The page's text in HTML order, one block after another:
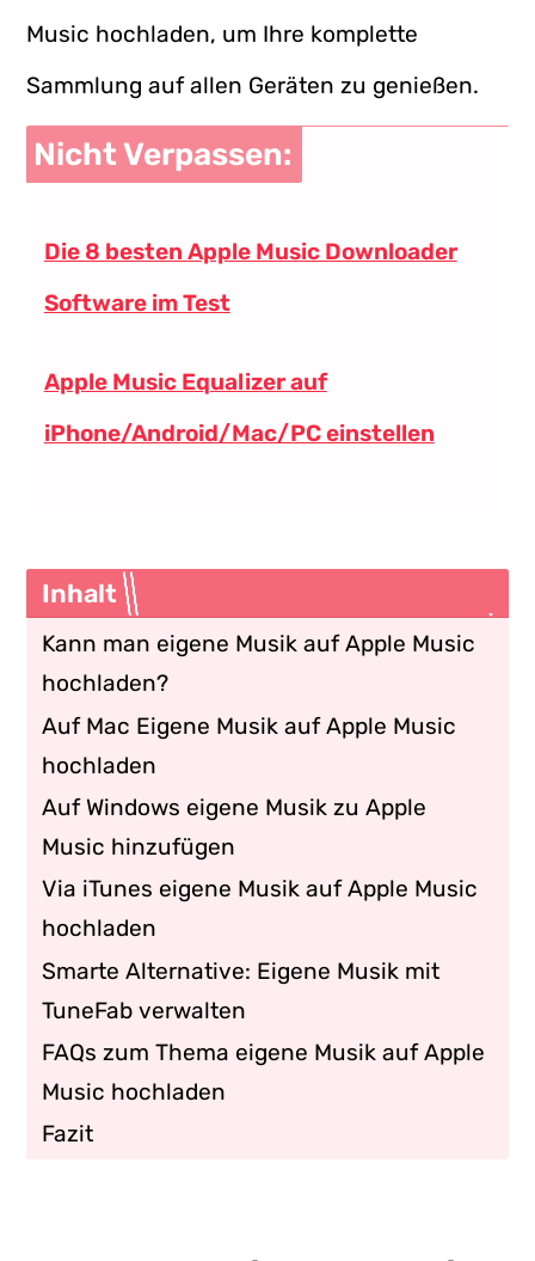
Music hochladen, um Ihre komplette
Sammlung auf allen Geräten zu genießen.
Nicht Verpassen:
Die 8 besten Apple Music Downloader
Software im Test
Apple Music Equalizer auf
iPhone/Android/Mac/PC einstellen
Inhalt
Kann man eigene Musik auf Apple Music
hochladen?
Auf Mac Eigene Musik auf Apple Music
hochladen
Auf Windows eigene Musik zu Apple
Music hinzufügen
Via iTunes eigene Musik auf Apple Music
hochladen
Smarte Alternative: Eigene Musik mit
TuneFab verwalten
FAQs zum Thema eigene Musik auf Apple
Music hochladen
Fazit